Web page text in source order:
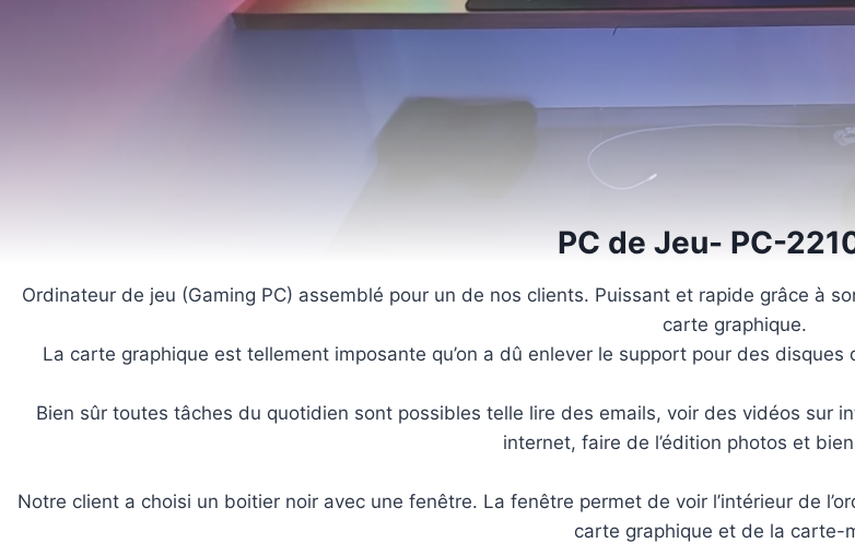
PC de Jeu- PC-
Ordinateur de jeu (Gaming PC) assemblé pour un de nos clients. Puissant et rapide grâce à
carte graphique.
La carte graphique est tellement imposante qu’on a dû enlever le support pour des
Bien sûr toutes tâches du quotidien sont possibles telle lire des emails, voir des vidéos sur
internet, faire de l’édition photos et
Notre client a choisi un boitier noir avec une fenêtre. La fenêtre permet de voir l’intérieur de
carte graphique et de la carte-